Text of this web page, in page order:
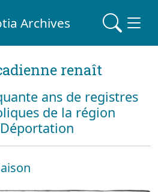
Archives
renaît
ans de registres
de la région